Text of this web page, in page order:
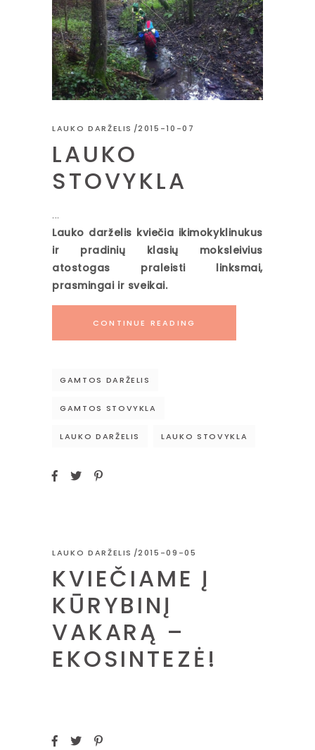
LAUKO DARŽELIS 2015-10-07
LAUKO
STOVYKLA
Lauko darželis kviečia ikimokyklinukus
ir pradinių klasių moksleivius
atostogas praleisti linksmai,
prasmingai ir sveikai.
CONTINUE READING
GAMTOS DARŽELIS
GAMTOS STOVYKLA
LAUKO DARŽELIS LAUKO STOVYKLA
LAUKO DARŽELIS 2015-09-05
KVIEČIAME Į
KŪRYBINĮ
VAKARĄ –
EKOSINTEZĖ!